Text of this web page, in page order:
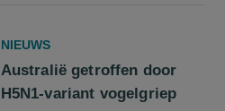
NIEUWS
Australië getroffen door
H5N1-variant vogelgriep